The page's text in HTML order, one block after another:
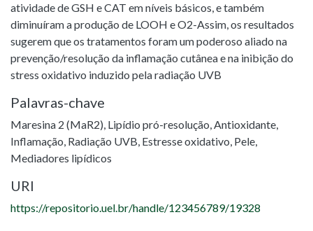
atividade de GSH e CAT em níveis básicos, e também
diminuíram a produção de LOOH e O2-Assim, os resultados
sugerem que os tratamentos foram um poderoso aliado na
prevenção/resolução da inflamação cutânea e na inibição do
stress oxidativo induzido pela radiação UVB
Palavras-chave
Maresina 2 (MaR2), Lipídio pró-resolução,Antioxidante,
Inflamação, Radiação UVB, Estresse oxidativo, Pele,
Mediadores lipídicos
URI
https://repositorio.uel.br/handle/123456789/19328